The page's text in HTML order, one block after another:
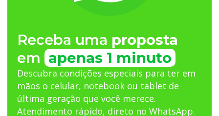
Receba uma proposta
em apenas 1 minuto
Descubra condições especiais para ter em
mãos o celular, notebook ou tablet de
última geração que você merece.
Atendimento rápido, direto no WhatsApp.